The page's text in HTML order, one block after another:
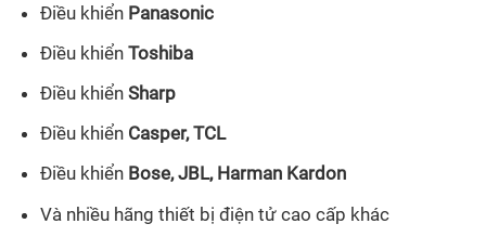
Điều khiển Panasonic
Điều khiểnToshiba
Điều khiểnSharp
Điều khiển Casper, TCL
Điều khiển Bose, JBL, Harman Kardon
Và nhiều hãng thiết bị điện tử cao cấp khác